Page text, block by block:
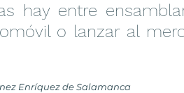
hay entre
o lanzar al
Enríquez de Salamanca